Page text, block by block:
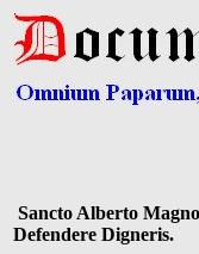
Sancto Alberto
Defendere Digneris.